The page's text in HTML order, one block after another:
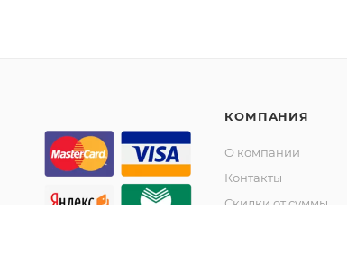
КОМПАНИЯ
О компании
Контакты
Скидки от суммы